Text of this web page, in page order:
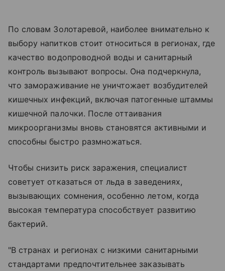
По словам Золотаревой, наиболее внимательно к
выбору напитков стоит относиться в регионах, где
качество водопроводной воды и санитарный
контроль вызывают вопросы. Она подчеркнула,
что замораживание не уничтожает возбудителей
кишечных инфекций, включая патогенные штаммы
кишечной палочки. После оттаивания
микроорганизмы вновь становятся активными и
способны быстро размножаться.
Чтобы снизить риск заражения, специалист
советует отказаться от льда в заведениях,
вызывающих сомнения, особенно летом, когда
высокая температура способствует развитию
бактерий.
"В странах и регионах с низкими санитарными
стандартами предпочтительнее заказывать